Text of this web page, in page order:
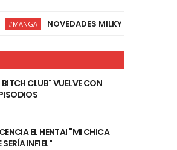
NOVEDADES MILKY WAY AGOSTO
CLUB" VUELVE CON
EL HENTAI "MI CHICA
INFIEL"